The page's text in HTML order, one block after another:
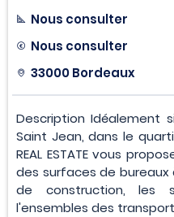
Nous consulter
Nous consulter
33000 Bordeaux
Description Idéalement
Saint Jean, dans le
REAL ESTATE vous
des surfaces de bureaux
de construction, les
l'ensembles des